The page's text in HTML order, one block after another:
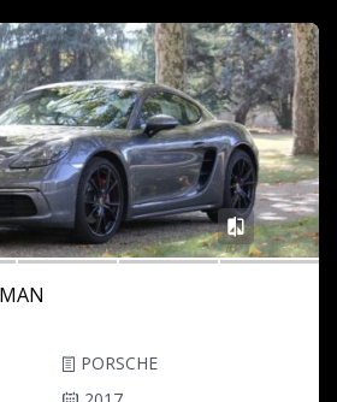
PORSCHE